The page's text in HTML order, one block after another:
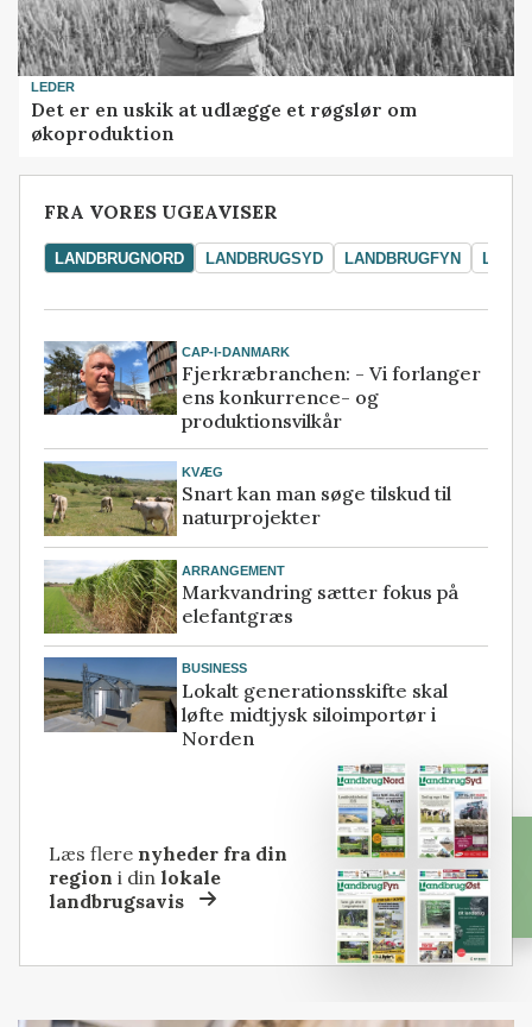
LEDER
Det er en uskik at udlægge et røgslør om
økoproduktion
FRA VORES UGEAVISER
LANDBRUGNORD LANDBRUGSYD LANDBRUGFYN
CAP-I-DANMARK
Fjerkræbranchen: - Vi forlanger
ens konkurrence- og
produktionsvilkår
KVÆG
Snart kan man søge tilskud til
naturprojekter
ARRANGEMENT
Markvandring sætter fokus på
elefantgræs
BUSINESS
Lokalt generationsskifte skal
løfte midtjysk siloimportør i
Norden
Læs flere nyheder fra din
region i dinlokale
landbrugsavis